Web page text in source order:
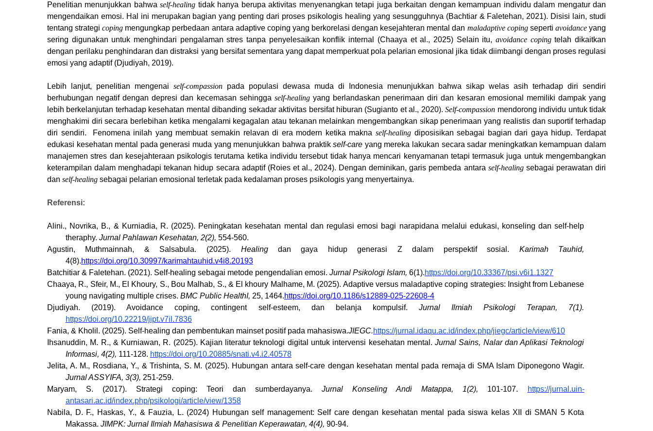
Penelitian menunjukkan bahwaself-healing tidak hanya berupa aktivitas menyenangkan tetapi juga berkaitan dengan kemampuan individu dalam mengatur dan
mengendaikan emosi. Hal ini merupakan bagian yang penting dari proses psikologis healing yang sesungguhnya (Bachtiar & Faletehan, 2021). Disisi lain, studi
tentang strategicoping mengungkap perbedaan antara adaptive coping yang berkorelasi dengan kesejahteran mental dan maladaptive coping seperti avoidanceyang
sering digunakan untuk menghindari pengalaman stres tanpa penyelesaikan konflik internal (Chaaya et al., 2025) Selain itu, avoidance copingtelah dikaitkan
dengan perilaku penghindaran dan distraksi yang bersifat sementara yang dapat memperkuat pola pelarian emosional jika tidak diimbangi dengan proses regulasi
emosi yang adaptif (Djudiyah, 2019).
Lebih lanjut, penelitian mengenai self-compassion pada populasi dewasa muda di Indonesia menunjukkan bahwa sikap welas asih terhadap diri sendiri
berhubungan negatif dengan depresi dan kecemasan sehingga self-healing yang berlandaskan penerimaan diri dan kesaran emosional memiliki dampak yang
lebih berkelanjutan terhadap kesehatan mental dibanding sekadar aktivitas bersifat hiburan (Sugianto et al., 2020).Self-compassion mendorong individu untuk tidak
menghakimi diri secara berlebihan ketika mengalami kegagalan atau tekanan melainkan mengembangkan sikap penerimaan yang realistis dan suportif terhadap
diri sendiri.
Fenomena inilah yang membuat semakin relavan di era modern ketika maknaself-healing diposisikan sebagai bagian dari gaya hidup. Terdapat
edukasi kesehatan mental pada generasi muda yang menunjukkan bahwa praktikself-care yang mereka lakukan secara sadar meningkatkan kemampuan dalam
manajemen stres dan kesejahteraan psikologis terutama ketika individu tersebut tidak hanya mencari kenyamanan tetapi termasuk juga untuk mengembangkan
keterampilan dalam menghadapi tekanan hidup secara adaptif (Roies et al., 2024). Dengan deminikan, garis pembeda antara self-healingsebagai perawatan diri
dan self-healing sebagai pelarian emosional terletak pada kedalaman proses psikologis yang menyertainya.
Referensi:
Alini., Novrika, B., & Kurniadia, R. (2025). Peningkatan kesehatan mental dan regulasi emosi bagi narapidana melalui edukasi, konseling dan self-help
theraphy. Jurnal Pahlawan Kesehatan, 2(2), 554-560.
Agustin, Muthmainnah, & Salsabula. (2025). Healingdan gaya hidup generasi Z dalam perspektif sosial. Karimah Tauhid,
4(8).https://doi.org/10.30997/karimahtauhid.v4i8.20193
Batchitiar & Faletehan. (2021). Self-healing sebagai metode pengendalian emosi. Jurnal Psikologi Islam, 6(1).https://doi.org/10.33367/psi.v6i1.1327
Chaaya, R., Sfeir, M., El Khoury, S., Bou Malhab, S., & El khoury Malhame, M. (2025). Adaptive versus maladaptive coping strategies: Insight from Lebanese
young navigating multiple crises. BMC Public HealthI, 25, 1464.https://doi.org/10.1186/s12889-025-22608-4
Djudiyah. (2019). Avoidance coping, contingent self-esteem, dan belanja kompulsif.Jurnal Ilmiah Psikologi Terapan, 7(1).
https://doi.org/10.22219/jipt.v7il.7836
Fania, & Kholil. (2025). Self-healing dan pembentukan mainset positif pada mahasiswa.JIEGC.https://jurnal.idaqu.ac.id/index.php/jiegc/article/view/610
Ihsanuddin, M. R., & Kurniawan, R. (2025). Kajian literatur teknologi digital untuk intervensi kesehatan mental.Jurnal Sains, Nalar dan Aplikasi Teknologi
Informasi, 4(2), 111-128. https://doi.org/10.20885/snati.v4.i2.40578
Jelita, A. M., Rosdiana, Y., & Trishinta, S. M. (2025). Hubungan antara self-care dengan kesehatan mental pada remaja di SMA Islam Diponegono Wagir.
Jurnal ASSYIFA, 3(3), 251-259.
Maryam, S. (2017). Strategi coping: Teori dan sumberdayanya.Jurnal Konseling Andi Matappa, 1(2), 101-107.
https://jurnal.uin-
antasari.ac.id/index.php/psikologi/article/view/1358
Nabila, D. F., Haskas, Y., & Fauzia, L. (2024) Hubungan self management: Self care dengan kesehatan mental pada siswa kelas XII di SMAN 5 Kota
Makassa. JIMPK: Jurnal Ilmiah Mahasiswa & Penelitian Keperawatan, 4(4), 90-94.